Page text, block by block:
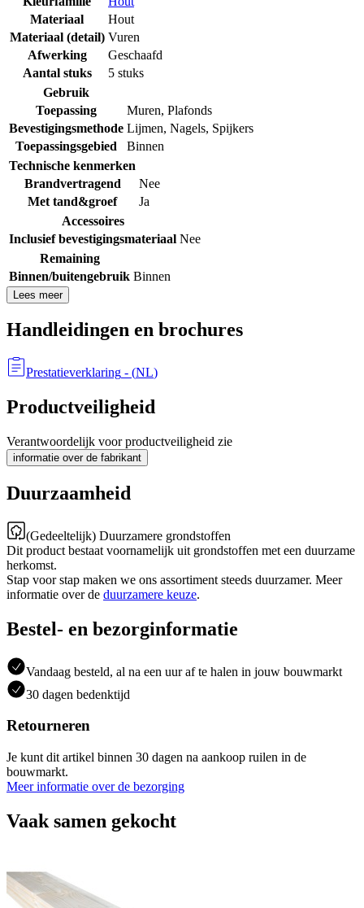
Materiaal
Hout
Materiaal (detail) Vuren
Afwerking
Geschaafd
Aantal stuks
5 stuks
Gebruik
Toepassing
Muren, Plafonds
Bevestigingsmethode Lijmen, Nagels, Spijkers
Toepassingsgebied
Binnen
Technische kenmerken
Brandvertragend
Nee
Met tand&groef
Ja
Accessoires
Inclusief bevestigingsmateriaal Nee
Remaining
Binnen/buitengebruik Binnen
Lees meer
Handleidingen en brochures
Prestatieverklaring - (NL)
Productveiligheid
Verantwoordelijk voor productveiligheid zie
informatie over de fabrikant
Duurzaamheid
(Gedeeltelijk) Duurzamere grondstoffen
Dit product bestaat voornamelijk uit grondstoffen met een duurzame
herkomst.
Stap voor stap maken we ons assortiment steeds duurzamer. Meer
informatie over de duurzamere keuze.
Bestel- en bezorginformatie
Vandaag besteld, al na een uur af te halen in jouw bouwmarkt
30 dagen bedenktijd
Retourneren
Je kunt dit artikel binnen 30 dagen na aankoop ruilen in de
bouwmarkt.
Meer informatie over de bezorging
Vaak samen gekocht